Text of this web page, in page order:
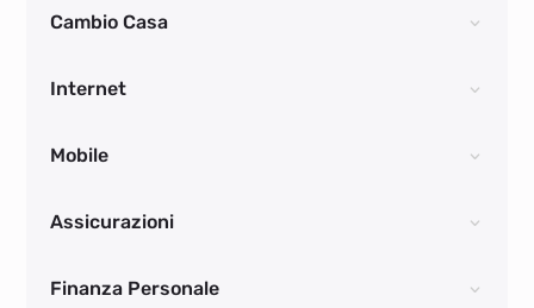
Cambio Casa
Internet
Mobile
Assicurazioni
Finanza Personale